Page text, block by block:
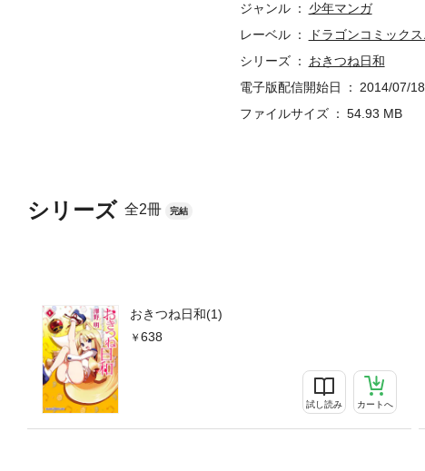
シリーズ 全2冊 完結
おきつね日和(1)
638
試し読み カートへ
ジャンル
少年マンガ
レーベル
ドラゴンコミック
シリーズ
おきつね日和
電子版配信開始日
2014/07/18
ファイルサイズ
54.93 MB